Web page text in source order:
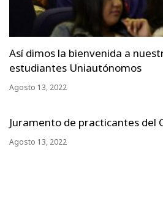
Así dimos la bienvenida a
estudiantes Uniautónomos
Agosto 13, 2022
Juramento de practicantes del
Agosto 13, 2022